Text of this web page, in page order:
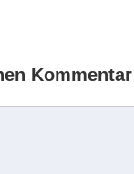
Kommentar